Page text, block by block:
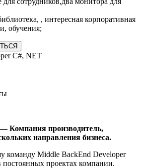
, интересная корпоративная
обучения;
C#, NET
производитель,
направления бизнеса.
команду Middle BackEnd Developer
постоянных проектах компании.